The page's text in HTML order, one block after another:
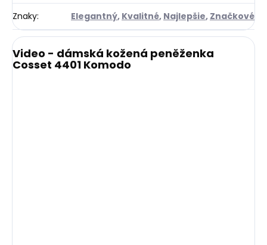
Znaky: Elegantný, Kvalitné, Najlepšie, Značkové
Video - dámská kožená peněženka
Cosset 4401 Komodo